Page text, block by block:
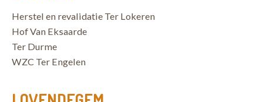
Herstel en revalidatie Ter Lokeren
Hof Van Eksaarde
Ter Durme
WZC Ter Engelen